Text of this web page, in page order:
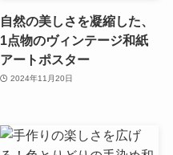
自然の美しさを凝縮した、
1点物のヴィンテージ和紙
アートポスター
2024年11月20日